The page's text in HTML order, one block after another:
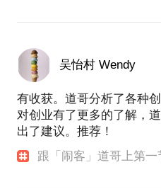
公众号：
道哥论道（dogdaoge）
钛媒体专栏
虎嗅专栏
吴怡村 Wendy
有收获。道哥分析了各种
对创业有了更多的了解，
出了建议。推荐！
跟「闹客」道哥上第一